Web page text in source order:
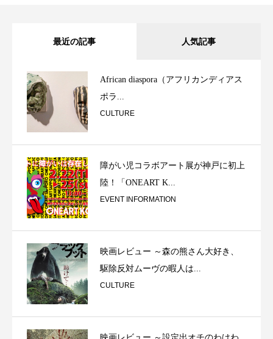
最近の記事 人気記事
African diaspora（アフリカンディアス
ポラ...
CULTURE
障がい児コラボアート展が神戸に初上
陸！「ONEART K...
EVENT INFORMATION
映画レビュー ～森の熊さん大好き、
駆除反対ムーヴの暇人は...
CULTURE